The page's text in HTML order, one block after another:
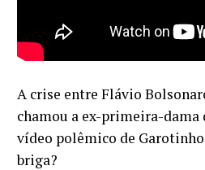
A crise entre Flávio
chamou a ex-primeira-
vídeo polêmico de Garotinho
briga?